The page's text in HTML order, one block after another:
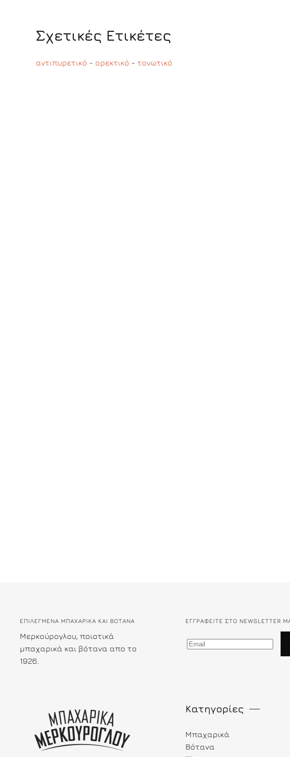
Σχετικές Ετικέτες
αντιπυρετικό - ορεκτικό - τονωτικό
ΕΠΙΛΕΓΜΕΝΑ ΜΠΑΧΑΡΙΚΑ ΚΑΙ ΒΟΤΑΝΑ
Μερκούρογλου, ποιοτικά
μπαχαρικά και βότανα απο το
1926.
ΕΓΓΡΑΦΕΊΤΕ ΣΤΟ NEWSLETTER
Κατηγορίες
Μπαχαρικά
Βότανα